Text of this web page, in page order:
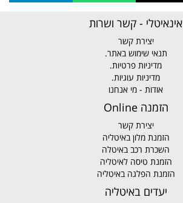
אינאיטלי - קשר ושרות
יצירת קשר
תנאי שימוש באתר.
מדיניות פרטיות.
מדיניות עוגיות.
אודות - מי אנחנו
הזמנה Online
יצירת קשר
הזמנת מלון באיטליה
השכרת רכב באיטלה
הזמנת טיסה לאיטליה
הזמנת הפלגה באיטליה
יעדים באיטליה